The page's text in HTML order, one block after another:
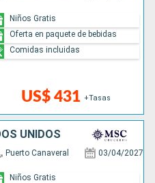
US$ 431 +Tasas
Niños Gratis
Oferta en paquete de bebidas
Comidas incluidas
UNIDOS
Puerto Canaveral 03/04/2027
Niños Gratis